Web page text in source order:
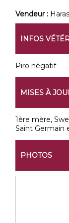
Vendeur :
INFOS
Piro négatif
MISES À
1ère mère,
Saint Germain
PHOTOS